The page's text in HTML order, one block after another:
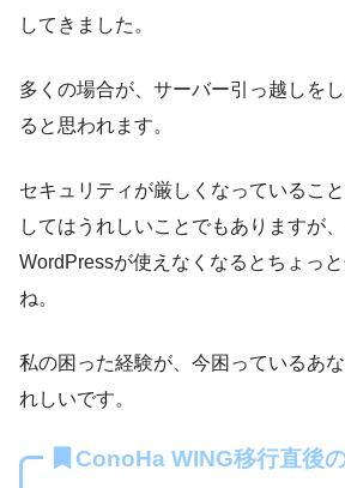
してきました。
多くの場合が、サーバー引っ越しを
ると思われます。
セキュリティが厳しくなっているこ
してはうれしいことでもありますが
WordPressが使えなくなるとちょっ
ね。
私の困った経験が、今困っているあ
れしいです。
ConoHa WING移行直後